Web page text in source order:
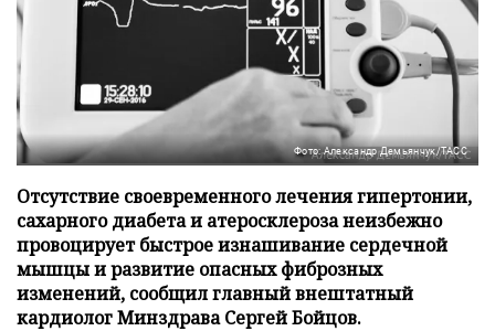
Фото: Александр Демьянчук/ТАСС
Отсутствие своевременного лечения гипертонии,
сахарного диабета и атеросклероза неизбежно
провоцирует быстрое изнашивание сердечной
мышцы и развитие опасных фиброзных
изменений, сообщил главный внештатный
кардиолог Минздрава Сергей Бойцов.